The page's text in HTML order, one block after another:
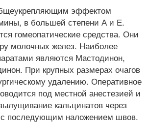
эффектом
в большей степени А и Е.
гомеопатические средства. Они
молочных желез. Наиболее
являются Мастодинон,
При крупных размерах очагов
удалению. Оперативное
под местной анестезией и
кальцинатов через
с последующим наложением швов.